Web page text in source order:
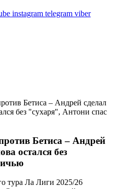
instagram telegram viber
Бетиса – Андрей сделал
без "сухаря", Антони спас
Бетиса – Андрей
остался без
тура Ла Лиги 2025/26